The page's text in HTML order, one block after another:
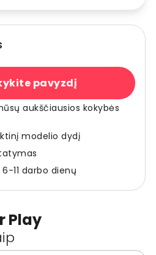
Play
pavyzdį
aukščiausios kokybės
modelio dydį
11 darbo dienų